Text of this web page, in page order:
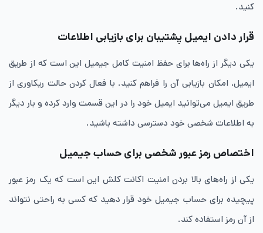
کنید.
قرار دادن ایمیل پشتیبان برای بازیابی اطلاعات
یکی دیگر از راه‌ها برای حفظ امنیت کامل جیمیل این است که از طریق
ایمیل، امکان بازیابی آن را فراهم کنید. با فعال کردن حالت ریکاوری از
طریق ایمیل می‌توانید ایمیل خود را در این قسمت وارد کرده و بار دیگر
به اطلاعات شخصی خود دسترسی داشته باشید.
اختصاص رمز عبور شخصی برای حساب جیمیل
یکی از راه‌های بالا بردن امنیت اکانت کلش این است که یک رمز عبور
پیچیده برای حساب جیمیل خود قرار دهید که کسی به راحتی نتواند
از آن رمز استفاده کند.